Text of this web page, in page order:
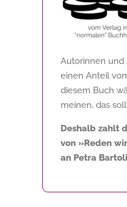
Autorinnen und
einen Anteil
diesem Buch
meinen, das
Deshalb zahlt
von »Reden
an Petra